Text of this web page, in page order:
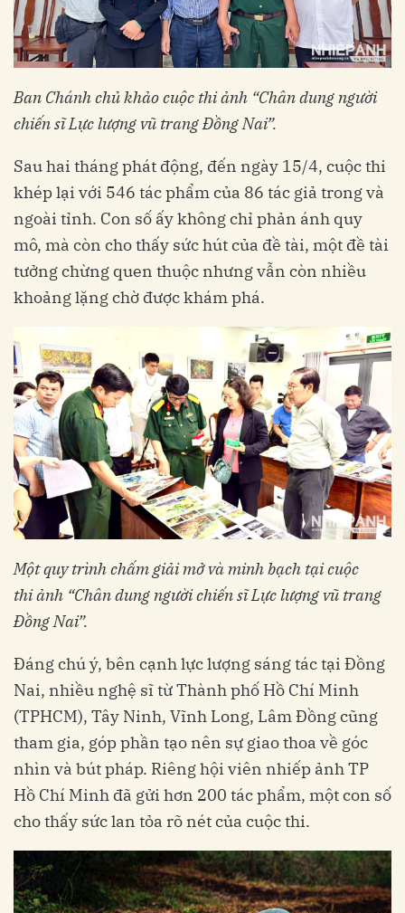
Ban Chánh chủ khảo cuộc thi ảnh “Chân dung người
chiến sĩ Lực lượng vũ trang Đồng Nai”.
Sau hai tháng phát động, đến ngày 15/4, cuộc thi
khép lại với 546 tác phẩm của 86 tác giả trong và
ngoài tỉnh. Con số ấy không chỉ phản ánh quy
mô, mà còn cho thấy sức hút của đề tài, một đề tài
tưởng chừng quen thuộc nhưng vẫn còn nhiều
khoảng lặng chờ được khám phá.
Một quy trình chấm giải mở và minh bạch tại cuộc
thi ảnh “Chân dung người chiến sĩ Lực lượng vũ trang
Đồng Nai”.
Đáng chú ý, bên cạnh lực lượng sáng tác tại Đồng
Nai, nhiều nghệ sĩ từ Thành phố Hồ Chí Minh
(TPHCM), Tây Ninh, Vĩnh Long, Lâm Đồng cũng
tham gia, góp phần tạo nên sự giao thoa về góc
nhìn và bút pháp. Riêng hội viên nhiếp ảnh TP
Hồ Chí Minh đã gửi hơn 200 tác phẩm, một con số
cho thấy sức lan tỏa rõ nét của cuộc thi.